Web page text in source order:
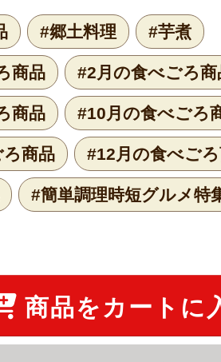
#郷土料理 #芋煮
商品 #2月の食べごろ商
商品 #10月の食べごろ
商品 #12月の食べご
#簡単調理時短グルメ特
商品をカートに